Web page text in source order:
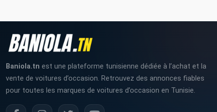
Baniola.tn est une plateforme tunisienne dédiée à l’achat et la
vente de voitures d’occasion. Retrouvez des annonces fiables
pour toutes les marques de voitures d’occasion en Tunisie.